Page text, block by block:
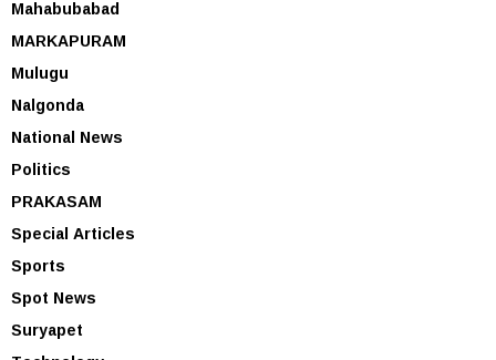
Mahabubabad
MARKAPURAM
Mulugu
Nalgonda
National News
Politics
PRAKASAM
Special Articles
Sports
Spot News
Suryapet